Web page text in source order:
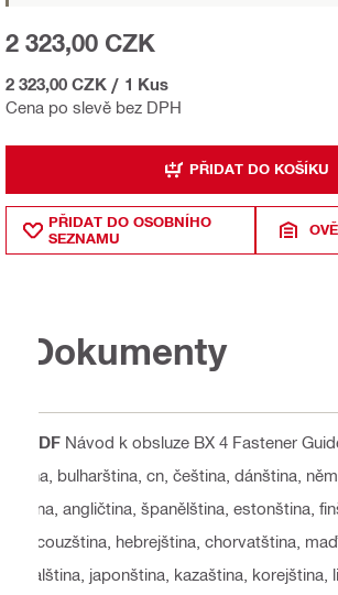
Cena po slevě bez DPH
2 323,00 CZK
2 323,00 CZK / 1 Kus
PŘIDAT DO KOŠÍKU
PŘIDAT DO OSOBNÍHO
SEZNAMU
Dokumenty
PDF Návod k obsluze BX 4 Fastener
ina, bulharština, cn, čeština, dánština,
tina, angličtina, španělština, estonština,
ncouzština, hebrejština, chorvatština,
talština, japonština, kazaština, korejština,